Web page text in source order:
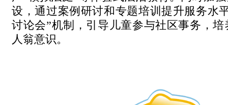
设，通过案例研讨和专题培训提升服务水
讨论会”机制，引导儿童参与社区事务，
人翁意识。